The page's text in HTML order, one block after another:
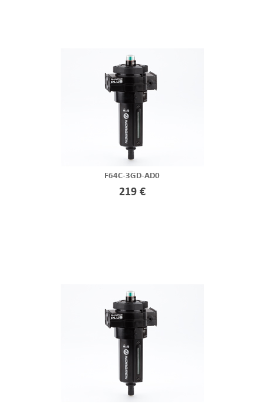
F64C-3GD-AD0
219 €